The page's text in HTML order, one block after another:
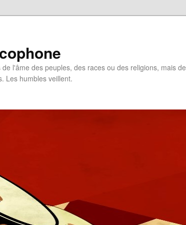
l'âme des peuples, des races ou des religions, mais de
Les humbles veillent.